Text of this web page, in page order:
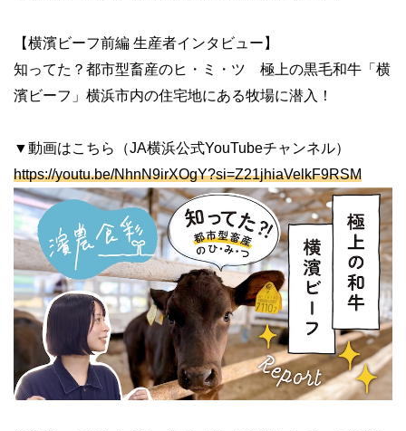
【横濱ビーフ前編 生産者インタビュー】
知ってた？都市型畜産のヒ・ミ・ツ 極上の黒毛和牛「横
濱ビーフ」横浜市内の住宅地にある牧場に潜入！
▼動画はこちら（JA横浜公式YouTubeチャンネル）
https://youtu.be/NhnN9irXOgY?si=Z21jhiaVelkF9RSM